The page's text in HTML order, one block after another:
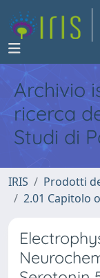
Archivio
ricerca
Studi di
IRIS Prodotti
2.01 Capitolo